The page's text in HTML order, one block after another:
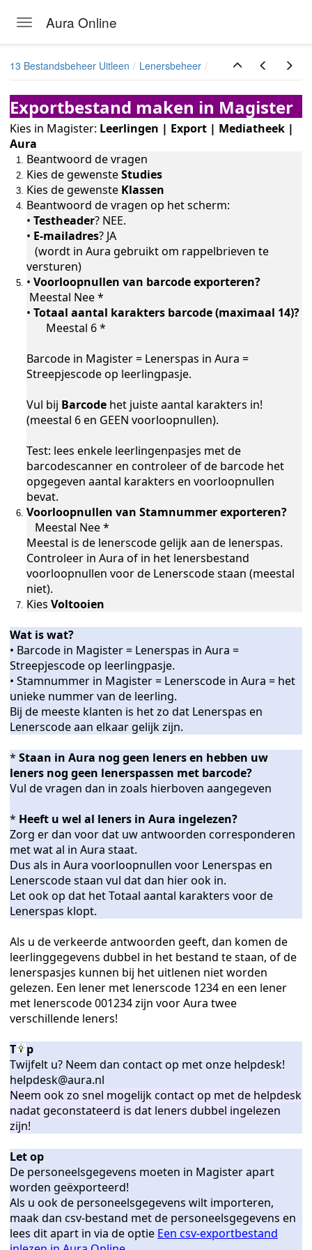
Toggle navigation
Aura Online
in Aura Online
in Aura Online
of Esis
inlezen in Aura Online
Aura Online
aanmaken
13 Bestandsbeheer Uitleen Lenersbeheer
Exportbestand maken in Magister
Kies in Magister: Leerlingen | Export | Mediatheek |
Aura
Beantwoord de vragen
Kies de gewensteStudies
Kies de gewenste Klassen
Beantwoord de vragen op het scherm:
• Testheader? NEE.
• E-mailadres? JA
(wordt in Aura gebruikt om rappelbrieven te
versturen)
• Voorloopnullen van barcode exporteren?
Meestal Nee *
• Totaal aantal karakters barcode (maximaal 14)?
Meestal 6 *
Barcode in Magister = Lenerspas in Aura =
Streepjescode op leerlingpasje.
Vul bij Barcode het juiste aantal karakters in!
(meestal 6 en GEEN voorloopnullen).
Test: lees enkele leerlingenpasjes met de
barcodescanner en controleer of de barcode het
opgegeven aantal karakters en voorloopnullen
bevat.
Voorloopnullen van Stamnummer exporteren?
Meestal Nee *
Meestal is de lenerscode gelijk aan de lenerspas.
Controleer in Aura of in het lenersbestand
voorloopnullen voor de Lenerscode staan (meestal
niet).
Kies Voltooien
Wat is wat?
• Barcode in Magister = Lenerspas in Aura =
Streepjescode op leerlingpasje.
• Stamnummer in Magister = Lenerscode in Aura = het
unieke nummer van de leerling.
Bij de meeste klanten is het zo dat Lenerspas en
Lenerscode aan elkaar gelijk zijn.
* Staan in Aura nog geen leners en hebben uw
leners nog geen lenerspassen met barcode?
Vul de vragen dan in zoals hierboven aangegeven
* Heeft u wel al leners in Aura ingelezen?
Zorg er dan voor dat uw antwoorden corresponderen
met wat al in Aura staat.
Dus als in Aura voorloopnullen voor Lenerspas en
Lenerscode staan vul dat dan hier ook in.
Let ook op dat het Totaal aantal karakters voor de
Lenerspas klopt.
Als u de verkeerde antwoorden geeft, dan komen de
leerlinggegevens dubbel in het bestand te staan, of de
lenerspasjes kunnen bij het uitlenen niet worden
gelezen. Een lener met lenerscode 1234 en een lener
met lenerscode 001234 zijn voor Aura twee
verschillende leners!
T
p
Twijfelt u? Neem dan contact op met onze helpdesk!
helpdesk@aura.nl
Neem ook zo snel mogelijk contact op met de helpdesk
nadat geconstateerd is dat leners dubbel ingelezen
zijn!
Let op
De personeelsgegevens moeten in Magister apart
worden geëxporteerd!
Als u ook de personeelsgegevens wilt importeren,
maak dan csv-bestand met de personeelsgegevens en
lees dit apart in via de optie Een csv-exportbestand